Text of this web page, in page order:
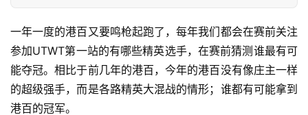
一年一度的港百又要鸣枪起跑了，每年我们都会在赛前关注
参加UTWT第一站的有哪些精英选手，在赛前猜测谁最有可
能夺冠。相比于前几年的港百，今年的港百没有像庄主一样
的超级强手，而是各路精英大混战的情形；谁都有可能拿到
港百的冠军。